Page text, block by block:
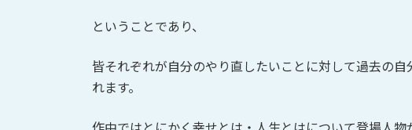
ということであり、
皆それぞれが自分のやり直したいことに対して過去の
れます。